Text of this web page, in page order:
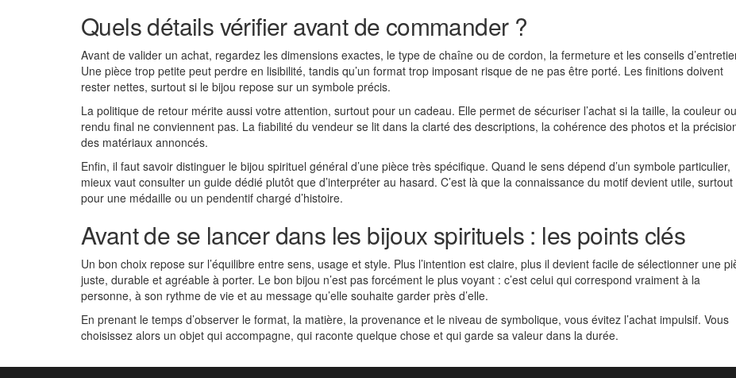
Quels détails vérifier avant de commander ?
Avant de valider un achat, regardez les dimensions exactes, le type de chaîne ou de cordon, la fermeture et les conseils
Une pièce trop petite peut perdre en lisibilité, tandis qu’un format trop imposant risque de ne pas être porté. Les finitions doivent
rester nettes, surtout si le bijou repose sur un symbole précis.
La politique de retour mérite aussi votre attention, surtout pour un cadeau. Elle permet de sécuriser l’achat si la taille, la couleur
rendu final ne conviennent pas. La fiabilité du vendeur se lit dans la clarté des descriptions, la cohérence des photos et la
des matériaux annoncés.
Enfin, il faut savoir distinguer le bijou spirituel général d’une pièce très spécifique. Quand le sens dépend d’un symbole particulier,
mieux vaut consulter un guide dédié plutôt que d’interpréter au hasard. C’est là que la connaissance du motif devient utile, surtout
pour une médaille ou un pendentif chargé d’histoire.
Avant de se lancer dans les bijoux spirituels : les points clés
Un bon choix repose sur l’équilibre entre sens, usage et style. Plus l’intention est claire, plus il devient facile de sélectionner une
juste, durable et agréable à porter. Le bon bijou n’est pas forcément le plus voyant : c’est celui qui correspond vraiment à la
personne, à son rythme de vie et au message qu’elle souhaite garder près d’elle.
En prenant le temps d’observer le format, la matière, la provenance et le niveau de symbolique, vous évitez l’achat impulsif. Vous
choisissez alors un objet qui accompagne, qui raconte quelque chose et qui garde sa valeur dans la durée.